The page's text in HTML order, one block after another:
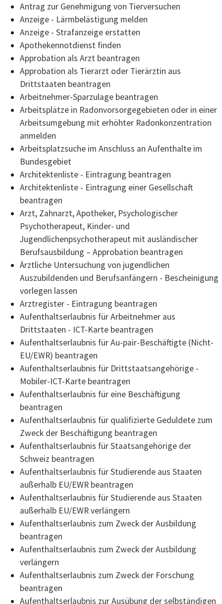
Antrag zur Genehmigung von Tierversuchen
Anzeige - Lärmbelästigung melden
Anzeige - Strafanzeige erstatten
Apothekennotdienst finden
Approbation als Arzt beantragen
Approbation als Tierarzt oder Tierärztin aus
Drittstaaten beantragen
Arbeitnehmer-Sparzulage beantragen
Arbeitsplätze in Radonvorsorgegebieten oder in einer
Arbeitsumgebung mit erhöhter Radonkonzentration
anmelden
Arbeitsplatzsuche im Anschluss an Aufenthalte im
Bundesgebiet
Architektenliste - Eintragung beantragen
Architektenliste - Eintragung einer Gesellschaft
beantragen
Arzt, Zahnarzt, Apotheker, Psychologischer
Psychotherapeut, Kinder- und
Jugendlichenpsychotherapeut mit ausländischer
Berufsausbildung – Approbation beantragen
Ärztliche Untersuchung von jugendlichen
Auszubildenden und Berufsanfängern - Bescheinigung
vorlegen lassen
Arztregister - Eintragung beantragen
Aufenthaltserlaubnis für Arbeitnehmer aus
Drittstaaten - ICT-Karte beantragen
Aufenthaltserlaubnis für Au-pair-Beschäftigte (Nicht-
EU/EWR) beantragen
Aufenthaltserlaubnis für Drittstaatsangehörige -
Mobiler-ICT-Karte beantragen
Aufenthaltserlaubnis für eine Beschäftigung
beantragen
Aufenthaltserlaubnis für qualifizierte Geduldete zum
Zweck der Beschäftigung beantragen
Aufenthaltserlaubnis für Staatsangehörige der
Schweiz beantragen
Aufenthaltserlaubnis für Studierende aus Staaten
außerhalb EU/EWR beantragen
Aufenthaltserlaubnis für Studierende aus Staaten
außerhalb EU/EWR verlängern
Aufenthaltserlaubnis zum Zweck der Ausbildung
beantragen
Aufenthaltserlaubnis zum Zweck der Ausbildung
verlängern
Aufenthaltserlaubnis zum Zweck der Forschung
beantragen
Aufenthaltserlaubnis zur Ausübung der selbständigen